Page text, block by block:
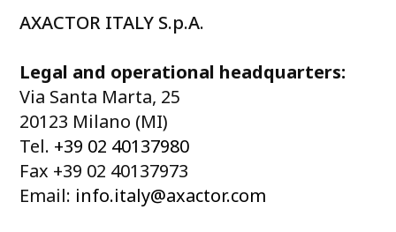
AXACTOR ITALY S.p.A.
Legal and operational headquarters:
Via Santa Marta, 25
20123 Milano (MI)
Tel. +39 02 40137980
Fax +39 02 40137973
Email: info.italy@axactor.com